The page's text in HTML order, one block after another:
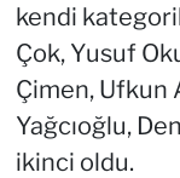
kendi
Çok, Yusuf
Çimen, Ufkun
Yağcıoğlu,
ikinci oldu.